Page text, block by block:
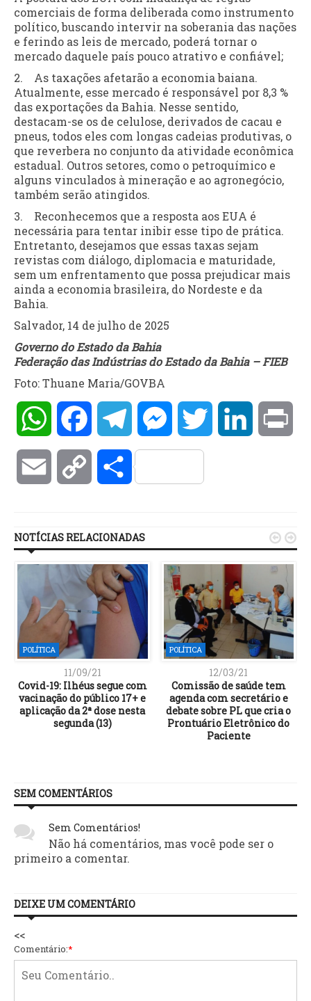
comerciais de forma deliberada como instrumento
político, buscando intervir na soberania das nações
e ferindo as leis de mercado, poderá tornar o
mercado daquele país pouco atrativo e confiável;
2. As taxações afetarão a economia baiana.
Atualmente, esse mercado é responsável por 8,3 %
das exportações da Bahia. Nesse sentido,
destacam-se os de celulose, derivados de cacau e
pneus, todos eles com longas cadeias produtivas, o
que reverbera no conjunto da atividade econômica
estadual. Outros setores, como o petroquímico e
alguns vinculados à mineração e ao agronegócio,
também serão atingidos.
3. Reconhecemos que a resposta aos EUA é
necessária para tentar inibir esse tipo de prática.
Entretanto, desejamos que essas taxas sejam
revistas com diálogo, diplomacia e maturidade,
sem um enfrentamento que possa prejudicar mais
ainda a economia brasileira, do Nordeste e da
Bahia.
Salvador, 14 de julho de 2025
Governo do Estado da Bahia
Federação das Indústrias do Estado da Bahia – FIEB
Foto: Thuane Maria/GOVBA
WhatsAppFacebookTelegramMessengerTwitter LinkedIn
Email Copy Compartilhar
NOTÍCIAS RELACIONADAS
POLÍTICA
11/09/21
Covid-19: Ilhéus segue com
vacinação do público 17+ e
aplicação da 2ª dose nesta
segunda (13)
POLÍTICA
12/03/21
Comissão de saúde tem
agenda com secretário e
debate sobre PL que cria o
Prontuário Eletrônico do
Paciente
 
SEM COMENTÁRIOS
Sem Comentários!
Não há comentários, mas você pode ser o
primeiro a comentar.
DEIXE UM COMENTÁRIO
<<
Comentário:*